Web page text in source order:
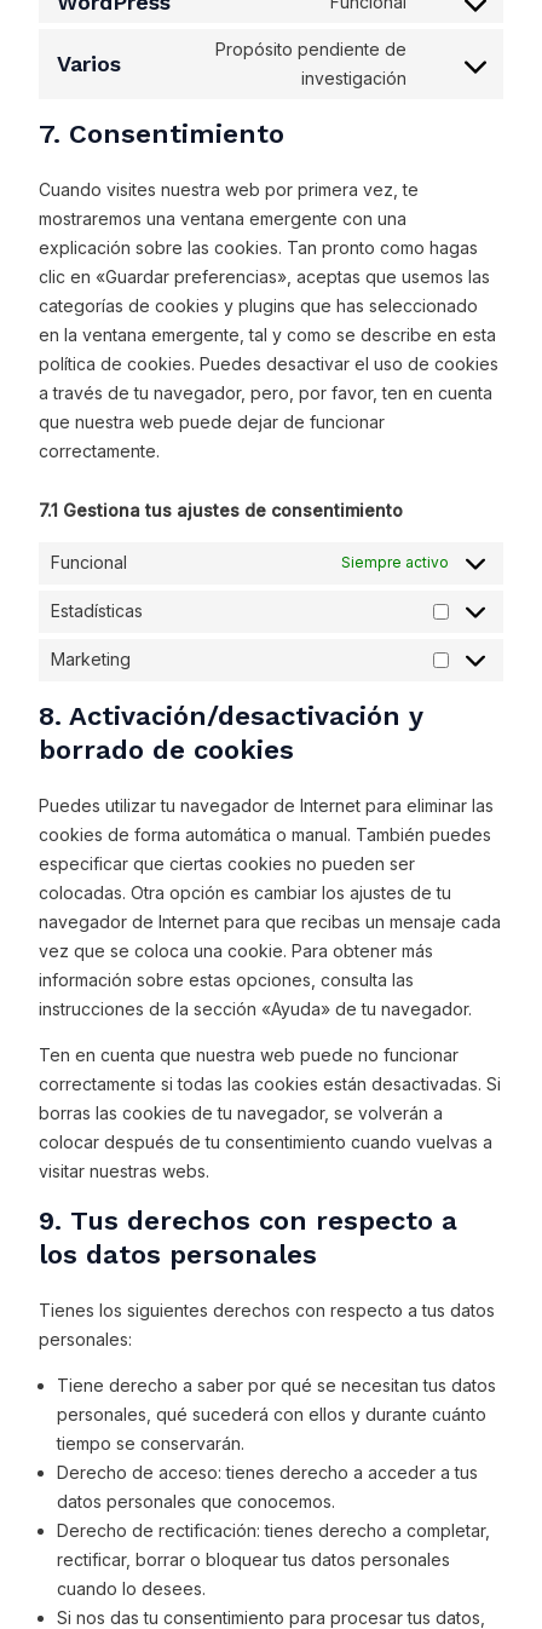
Varios
Propósito pendiente de
investigación
7. Consentimiento
Cuando visites nuestra web por primera vez, te
mostraremos una ventana emergente con una
explicación sobre las cookies. Tan pronto como hagas
clic en «Guardar preferencias», aceptas que usemos las
categorías de cookies y plugins que has seleccionado
en la ventana emergente, tal y como se describe en esta
política de cookies. Puedes desactivar el uso de cookies
a través de tu navegador, pero, por favor, ten en cuenta
que nuestra web puede dejar de funcionar
correctamente.
7.1 Gestiona tus ajustes de consentimiento
Funcional Siempre activo
Estadísticas
Marketing
8. Activación/desactivación y
borrado de cookies
Puedes utilizar tu navegador de Internet para eliminar las
cookies de forma automática o manual. También puedes
especificar que ciertas cookies no pueden ser
colocadas. Otra opción es cambiar los ajustes de tu
navegador de Internet para que recibas un mensaje cada
vez que se coloca una cookie. Para obtener más
información sobre estas opciones, consulta las
instrucciones de la sección «Ayuda» de tu navegador.
Ten en cuenta que nuestra web puede no funcionar
correctamente si todas las cookies están desactivadas. Si
borras las cookies de tu navegador, se volverán a
colocar después de tu consentimiento cuando vuelvas a
visitar nuestras webs.
9. Tus derechos con respecto a
los datos personales
Tienes los siguientes derechos con respecto a tus datos
personales:
Tiene derecho a saber por qué se necesitan tus datos
personales, qué sucederá con ellos y durante cuánto
tiempo se conservarán.
Derecho de acceso: tienes derecho a acceder a tus
datos personales que conocemos.
Derecho de rectificación: tienes derecho a completar,
rectificar, borrar o bloquear tus datos personales
cuando lo desees.
Si nos das tu consentimiento para procesar tus datos,